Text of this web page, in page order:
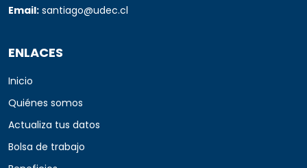
Email: santiago@udec.cl
ENLACES
Inicio
Quiénes somos
Actualiza tus datos
Bolsa de trabajo